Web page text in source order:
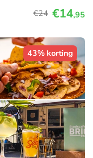
€24 €14,95
43% korting